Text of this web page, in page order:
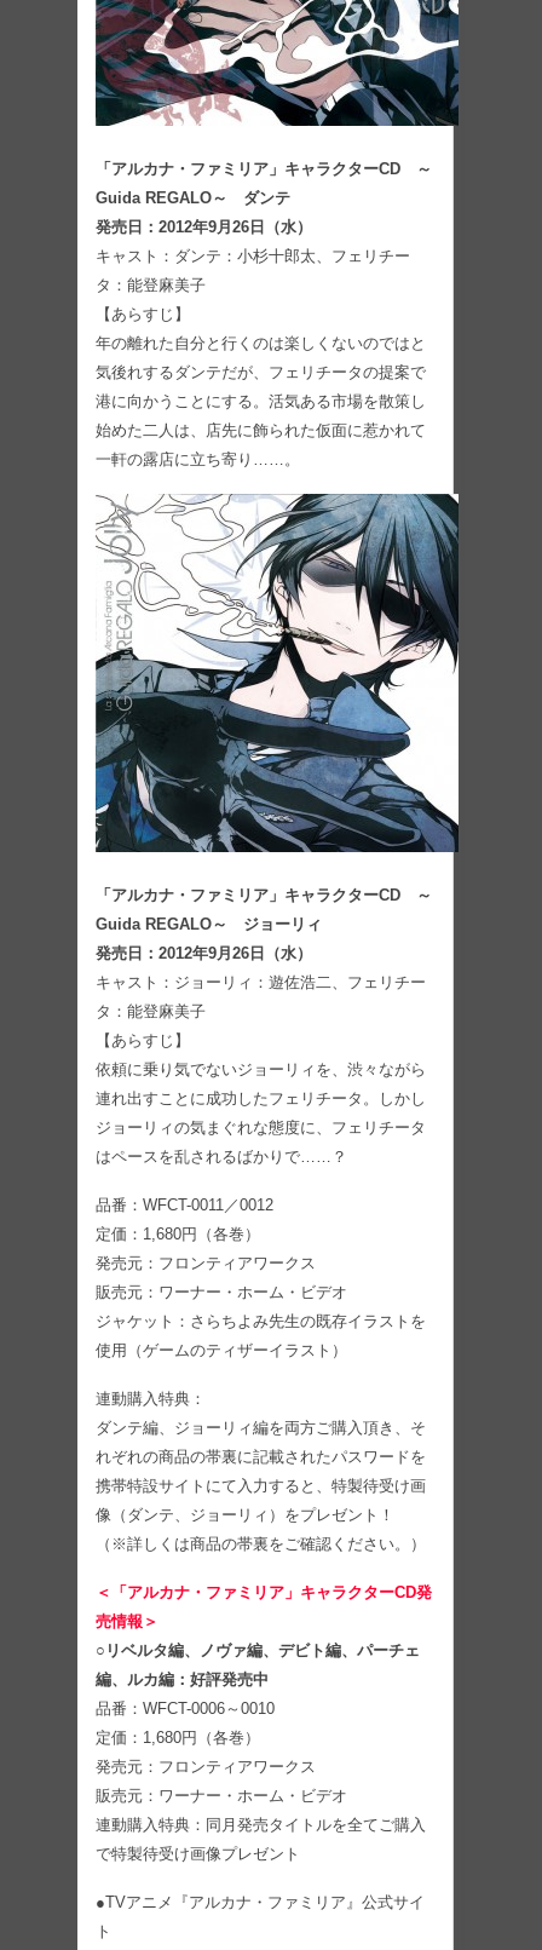
「アルカナ・ファミリア」キャラクターCD ～
Guida REGALO～ ダンテ
発売日：2012年9月26日（水）
キャスト：ダンテ：小杉十郎太、フェリチー
タ：能登麻美子
【あらすじ】
年の離れた自分と行くのは楽しくないのではと
気後れするダンテだが、フェリチータの提案で
港に向かうことにする。活気ある市場を散策し
始めた二人は、店先に飾られた仮面に惹かれて
一軒の露店に立ち寄り……。
「アルカナ・ファミリア」キャラクターCD ～
Guida REGALO～ ジョーリィ
発売日：2012年9月26日（水）
キャスト：ジョーリィ：遊佐浩二、フェリチー
タ：能登麻美子
【あらすじ】
依頼に乗り気でないジョーリィを、渋々ながら
連れ出すことに成功したフェリチータ。しかし
ジョーリィの気まぐれな態度に、フェリチータ
はペースを乱されるばかりで……？
品番：WFCT-0011／0012
定価：1,680円（各巻）
発売元：フロンティアワークス
販売元：ワーナー・ホーム・ビデオ
ジャケット：さらちよみ先生の既存イラストを
使用（ゲームのティザーイラスト）
連動購入特典：
ダンテ編、ジョーリィ編を両方ご購入頂き、そ
れぞれの商品の帯裏に記載されたパスワードを
携帯特設サイトにて入力すると、特製待受け画
像（ダンテ、ジョーリィ）をプレゼント！
（※詳しくは商品の帯裏をご確認ください。）
＜「アルカナ・ファミリア」キャラクターCD発
売情報＞
○リベルタ編、ノヴァ編、デビト編、パーチェ
編、ルカ編：好評発売中
品番：WFCT-0006～0010
定価：1,680円（各巻）
発売元：フロンティアワークス
販売元：ワーナー・ホーム・ビデオ
連動購入特典：同月発売タイトルを全てご購入
で特製待受け画像プレゼント
●TVアニメ『アルカナ・ファミリア』公式サイ
ト